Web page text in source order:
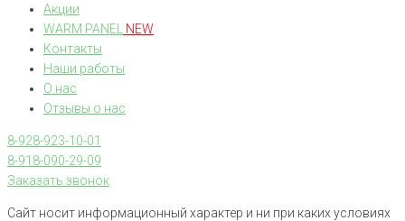
Акции
WARM PANEL
NEW
Контакты
Наши работы
О нас
Отзывы о нас
8-928-923-10-01
8-918-090-29-09
Заказать звонок
Сайт носит информационный характер и ни при каких условиях